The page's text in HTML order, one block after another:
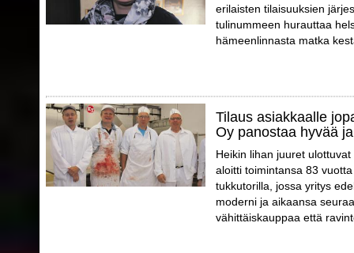
erilaisten tilaisuuksien
tulinummeen hurauttaa
hämeenlinnasta matka
Tilaus asiakkaalle
Oy panostaa hyvää
Heikin lihan juuret
aloitti toimintansa 83
tukkutorilla, jossa yritys
moderni ja aikaansa
vähittäiskauppaa että